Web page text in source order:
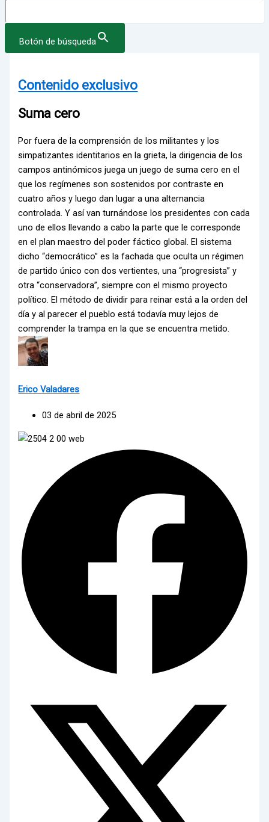
Botón de búsqueda
Contenido exclusivo
Suma cero
Por fuera de la comprensión de los militantes y los
simpatizantes identitarios en la grieta, la dirigencia de los
campos antinómicos juega un juego de suma cero en el
que los regímenes son sostenidos por contraste en
cuatro años y luego dan lugar a una alternancia
controlada. Y así van turnándose los presidentes con cada
uno de ellos llevando a cabo la parte que le corresponde
en el plan maestro del poder fáctico global. El sistema
dicho “democrático” es la fachada que oculta un régimen
de partido único con dos vertientes, una “progresista” y
otra “conservadora”, siempre con el mismo proyecto
político. El método de dividir para reinar está a la orden del
día y al parecer el pueblo está todavía muy lejos de
comprender la trampa en la que se encuentra metido.
Erico Valadares
03 de abril de 2025